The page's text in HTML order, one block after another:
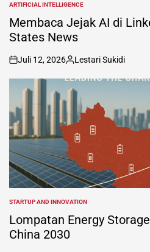
POSTED
IN
ARTIFICIAL INTELLIGENCE
Membaca Jejak AI di
States News
on
Juli 12, 2026
Posted
by
Lestari Sukidi
POSTED
IN
STARTUP AND INNOVATION
Lompatan Energy
China 2030